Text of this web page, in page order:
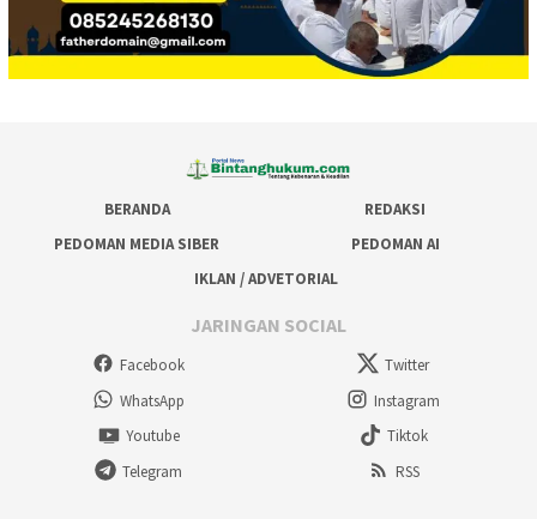
BERANDA
REDAKSI
PEDOMAN MEDIA SIBER
PEDOMAN AI
IKLAN / ADVETORIAL
JARINGAN SOCIAL
Facebook
Twitter
WhatsApp
Instagram
Youtube
Tiktok
Telegram
RSS